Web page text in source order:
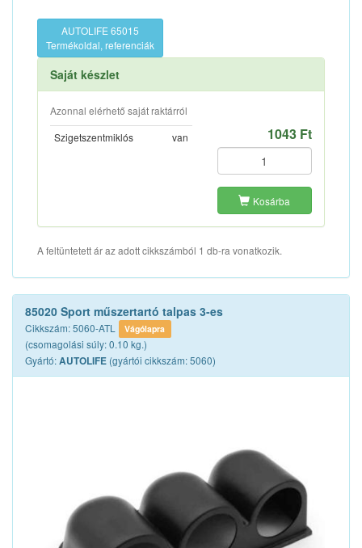
AUTOLIFE 65015
Termékoldal, referenciák
Saját készlet
Azonnal elérhető saját raktárról
Szigetszentmiklós
van 1043 Ft
Kosárba
A feltüntetett ár az adott cikkszámból 1 db-ra vonatkozik.
85020 Sport műszertartó talpas 3-es
Cikkszám: 5060-ATL Vágólapra
(csomagolási súly: 0.10 kg.)
Gyártó:AUTOLIFE (gyártói cikkszám: 5060)